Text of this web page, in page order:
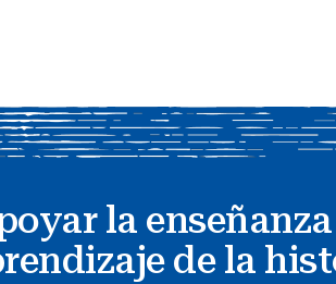
la
de la